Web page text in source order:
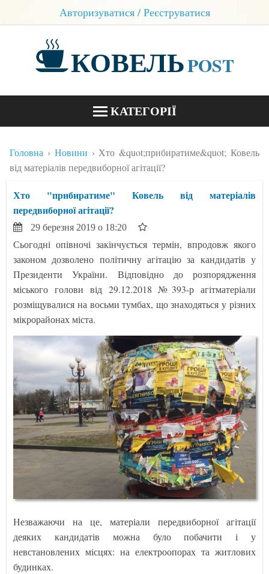
Авторизуватися / Реєструватися
КОВЕЛЬPOST
КАТЕГОРІЇ
БЛОГИ
КОНТАКТИ
Головна Новини
Хто &quot;прибиратиме&quot; Ковель
від матеріалів передвиборної агітації?
Хто "прибиратиме" Ковель від матеріалів
передвиборної агітації?
29 березня 2019 о 18:20
Сьогодні опівночі закінчується термін, впродовж якого
законом дозволено політичну агітацію за кандидатів у
Президенти України. Відповідно до розпорядження
міського голови від 29.12.2018 №393-р агітматеріали
розміщувалися на восьми тумбах, що знаходяться у різних
мікрорайонах міста.
Незважаючи на це, матеріали передвиборної агітації
деяких кандидатів можна було побачити і у
невстановлених місцях: на електроопорах та житлових
будинках.